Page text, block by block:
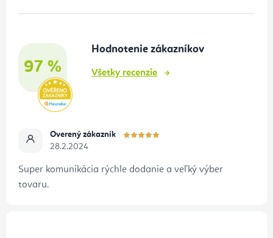
p
i
97 %
Hodnotenie zákazníkov
Všetky recenzie
Overený zákazník
28.2.2024
Super komunikácia rýchle dodanie a veľký výber
tovaru.